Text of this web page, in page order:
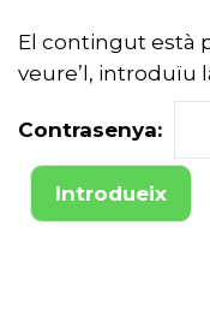
El contingut està
veure’l, introduïu
Contrasenya: